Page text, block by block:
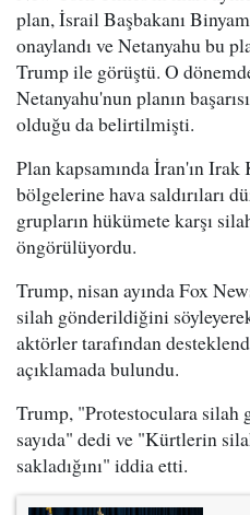
plan, İsrail Başbakanı
onaylandı ve Netanyahu bu
Trump ile görüştü. O
Netanyahu'nun planın
olduğu da belirtilmişti.
Plan kapsamında İran'ın Irak
bölgelerine hava saldırıları
grupların hükümete karşı
öngörülüyordu.
Trump, nisan ayında Fox
silah gönderildiğini
aktörler tarafından
açıklamada bulundu.
Trump, "Protestoculara silah
sayıda" dedi ve "Kürtlerin
sakladığını" iddia etti.